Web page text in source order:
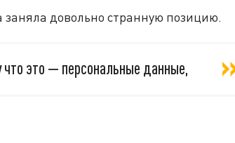
довольно странную позицию.
что это — персональные данные,